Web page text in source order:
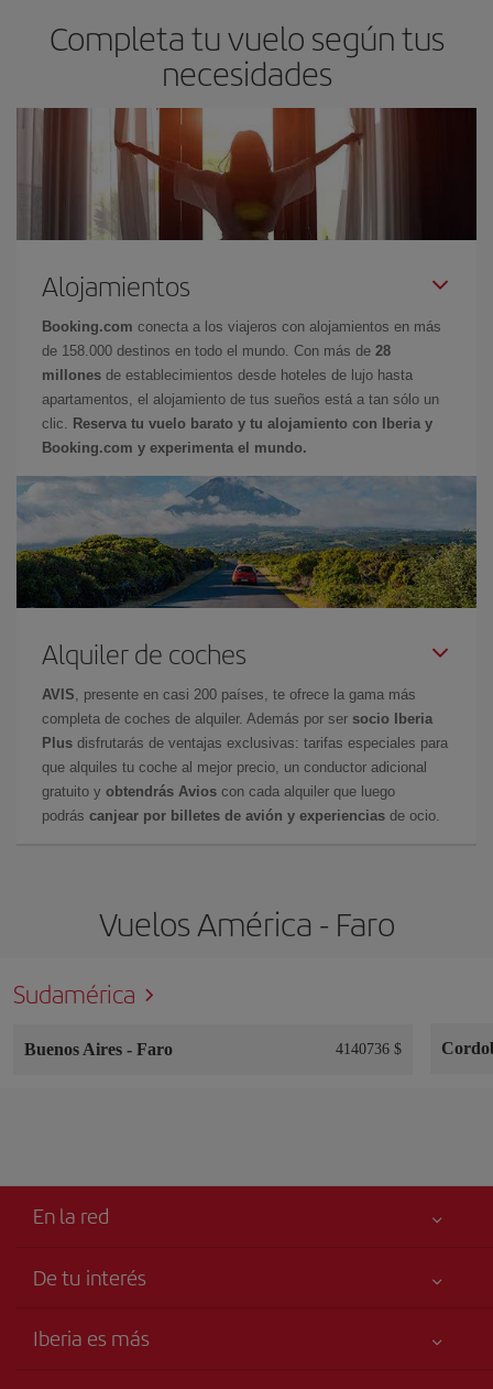
Completa tu vuelo según tus
necesidades
Alojamientos
Booking.com conecta a los viajeros con alojamientos en más
de 158.000 destinos en todo el mundo. Con más de 28
millones de establecimientos desde hoteles de lujo hasta
apartamentos, el alojamiento de tus sueños está a tan sólo un
clic.
Reserva tu vuelo barato y tu alojamiento con Iberia y
Booking.com y experimenta el mundo.
Alquiler de coches
AVIS , presente en casi 200 países, te ofrece la gama más
completa de coches de alquiler. Además por ser socio Iberia
Plus disfrutarás de ventajas exclusivas: tarifas especiales para
que alquiles tu coche al mejor precio, un conductor adicional
gratuito y obtendrás Avios con cada alquiler que luego
podrás canjear por billetes de avión y experiencias de ocio.
Vuelos América - Faro
Sudamérica
Buenos Aires - Faro 4140736 $
En la red
De tu interés
Accesibilidad
Iberia es más